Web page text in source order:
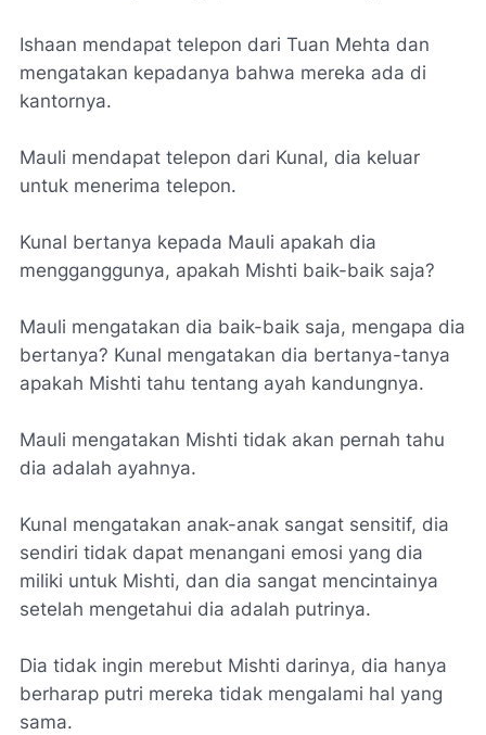
Ishaan mendapat telepon dari Tuan Mehta dan
mengatakan kepadanya bahwa mereka ada di
kantornya.
Mauli mendapat telepon dari Kunal, dia keluar
untuk menerima telepon.
Kunal bertanya kepada Mauli apakah dia
mengganggunya, apakah Mishti baik-baik saja?
Mauli mengatakan dia baik-baik saja, mengapa dia
bertanya? Kunal mengatakan dia bertanya-tanya
apakah Mishti tahu tentang ayah kandungnya.
Mauli mengatakan Mishti tidak akan pernah tahu
dia adalah ayahnya.
Kunal mengatakan anak-anak sangat sensitif, dia
sendiri tidak dapat menangani emosi yang dia
miliki untuk Mishti, dan dia sangat mencintainya
setelah mengetahui dia adalah putrinya.
Dia tidak ingin merebut Mishti darinya, dia hanya
berharap putri mereka tidak mengalami hal yang
sama.